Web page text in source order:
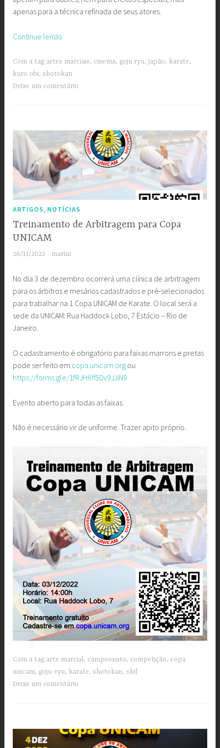
apenas para a técnica refinada de seus atores.
Continue lendo
com
Kuro
Obi
Com a tag artes marciais, cinema, goju ryu,japão, karate,
kuro obi,shotokan
Deixe um comentário
ARTIGOS NOTÍCIAS
Treinamento de Arbitragem para Copa
UNICAM
26/11/2022 marim
No dia 3 de dezembro ocorrerá uma clínica de arbitragem
para os árbitros e mesários cadastrados e pré-selecionados
para trabalhar na 1 Copa UNICAM de Karate. O local será a
sede da UNICAM: Rua Haddock Lobo, 7 Estácio – Rio de
Janeiro.
O cadastramento é obrigatório para faixas marrons e pretas
pode ser feito em copa.unicam.org ou
https://forms.gle/1fRJH6ff5Dv9JJiN9
Evento aberto para todas as faixas.
Não é necessário vir de uniforme. Trazer apito próprio.
Com a tag arte marcial, campeonato, competição, copa
unicam, goju-ryu, karate,shotokan,skif
Deixe um comentário